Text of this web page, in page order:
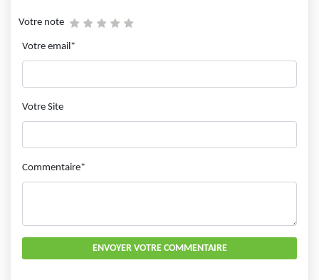
Votre note
Votre email*
Votre Site
Commentaire*
ENVOYER VOTRE COMMENTAIRE